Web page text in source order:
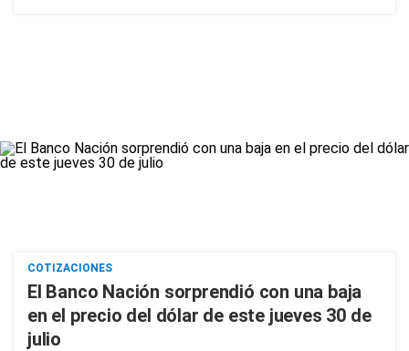
COTIZACIONES
El Banco Nación sorprendió con una baja
en el precio del dólar de este jueves 30 de
julio